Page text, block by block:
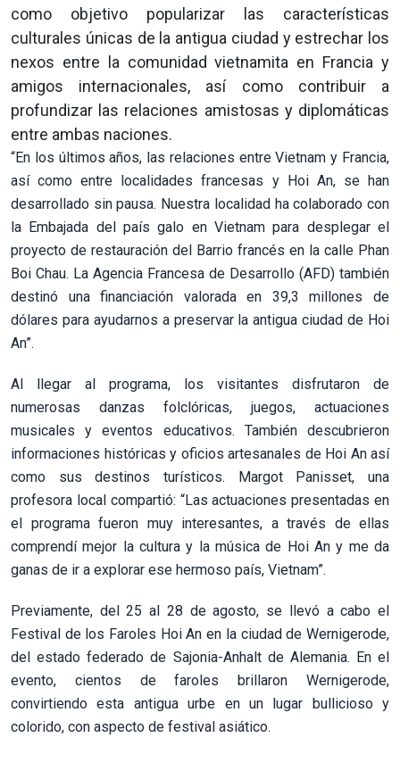
como objetivo popularizar las características
culturales únicas de la antigua ciudad y estrechar los
nexos entre la comunidad vietnamita en Francia y
amigos internacionales, así como contribuir a
profundizar las relaciones amistosas y diplomáticas
entre ambas naciones.
“En los últimos años, las relaciones entre Vietnam y Francia,
así como entre localidades francesas y Hoi An, se han
desarrollado sin pausa. Nuestra localidad ha colaborado con
la Embajada del país galo en Vietnam para desplegar el
proyecto de restauración del Barrio francés en la calle Phan
Boi Chau. La Agencia Francesa de Desarrollo (AFD) también
destinó una financiación valorada en 39,3 millones de
dólares para ayudarnos a preservar la antigua ciudad de Hoi
An”.
Al llegar al programa, los visitantes disfrutaron de
numerosas danzas folclóricas, juegos, actuaciones
musicales y eventos educativos. También descubrieron
informaciones históricas y oficios artesanales de Hoi An así
como sus destinos turísticos. Margot Panisset, una
profesora local compartió: “Las actuaciones presentadas en
el programa fueron muy interesantes, a través de ellas
comprendí mejor la cultura y la música de Hoi An y me da
ganas de ir a explorar ese hermoso país, Vietnam”.
Previamente, del 25 al 28 de agosto, se llevó a cabo el
Festival de los Faroles Hoi An en la ciudad de Wernigerode,
del estado federado de Sajonia-Anhalt de Alemania. En el
evento, cientos de faroles brillaron Wernigerode,
convirtiendo esta antigua urbe en un lugar bullicioso y
colorido, con aspecto de festival asiático.